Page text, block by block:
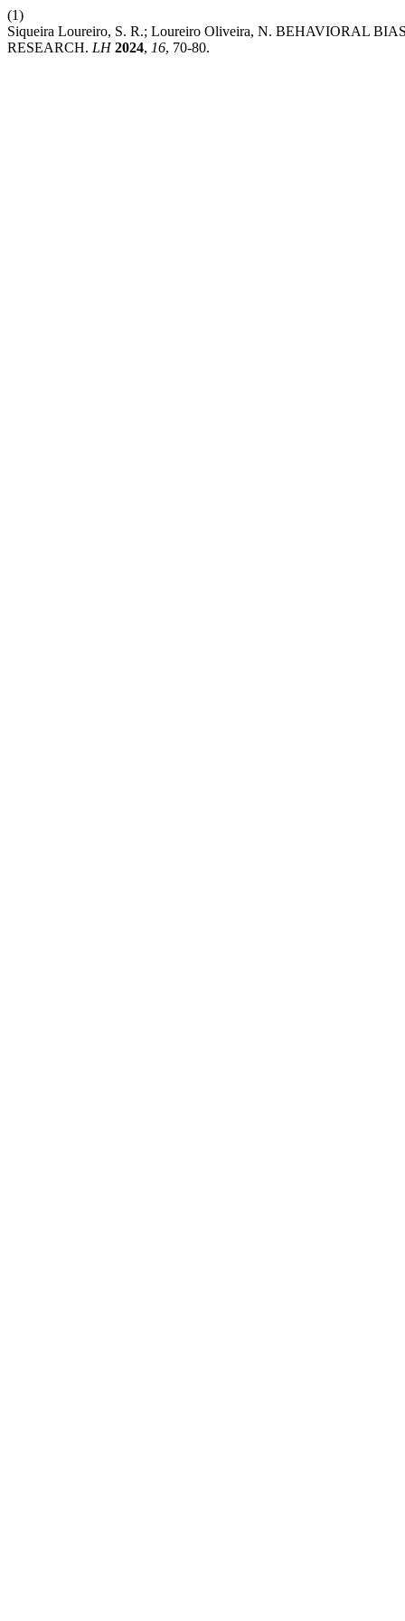
(1)
Siqueira Loureiro, S. R.; Loureiro Oliveira, N. BEHAVIORAL
RESEARCH. LH 2024, 16, 70-80.